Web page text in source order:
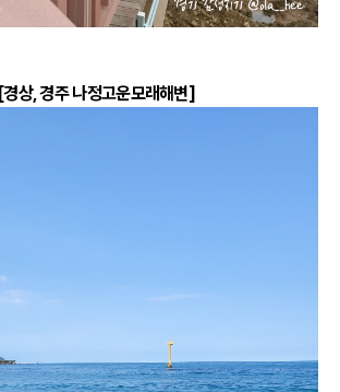
[경상, 경주 나정고운모래해변]